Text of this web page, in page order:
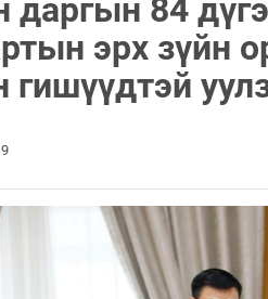
84
эрх зүйн
гишүүдтэй